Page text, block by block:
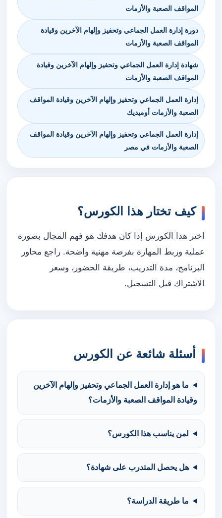
المواقف الصعبة والأزمات
دورة إدارة العمل الجماعي وتحفيز وإلهام الآخرين وقيادة
المواقف الصعبة والأزمات
شهادة إدارة العمل الجماعي وتحفيز وإلهام الآخرين وقيادة
المواقف الصعبة والأزمات
إدارة العمل الجماعي وتحفيز وإلهام الآخرين وقيادة المواقف
الصعبة والأزمات أوميديك
إدارة العمل الجماعي وتحفيز وإلهام الآخرين وقيادة المواقف
الصعبة والأزمات في مصر
كيف تختار هذا الكورس؟
اختر هذا الكورس إذا كان هدفك هو فهم المجال بصورة
عملية وربط المهارة بفرصة مهنية واضحة. راجع محاور
البرنامج، مدة التدريب، طريقة الحضور، وسعر
الاشتراك قبل التسجيل.
أسئلة شائعة عن الكورس
ما هو إدارة العمل الجماعي وتحفيز وإلهام الآخرين
وقيادة المواقف الصعبة والأزمات؟
لمن يناسب هذا الكورس؟
هل يحصل المتدرب على شهادة؟
ما طريقة الدراسة؟